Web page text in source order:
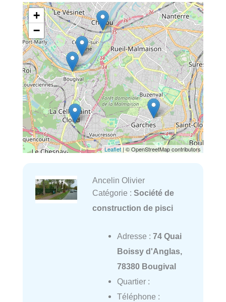
+
−
Leaflet | © OpenStreetMap contributors
Ancelin Olivier
Catégorie : Société de
construction de pisci
Adresse : 74 Quai
Boissy d'Anglas,
78380 Bougival
Quartier :
Téléphone :